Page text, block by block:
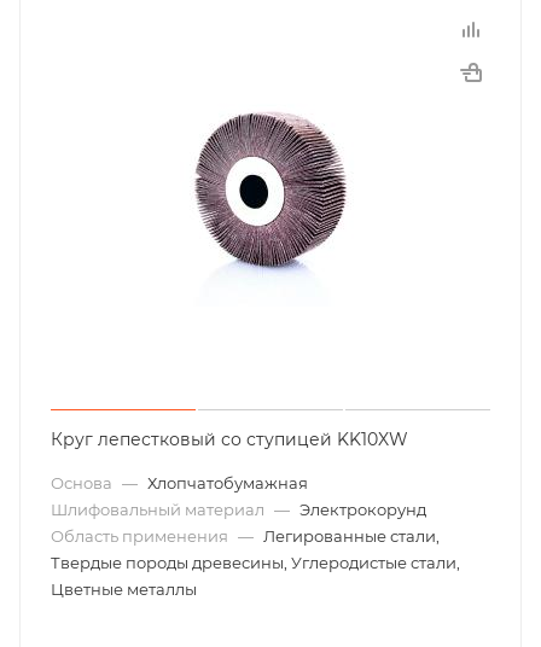
Круг лепестковый со ступицей KK10XW
Основа — Хлопчатобумажная
Шлифовальный материал — Электрокорунд
Область применения — Легированные стали,
Твердые породы древесины, Углеродистые стали,
Цветные металлы